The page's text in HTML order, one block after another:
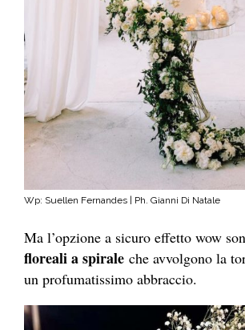
Wp: Suellen Fernandes | Ph. Gianni Di Natale
Ma l’opzione a sicuro effetto wow
floreali a spirale che avvolgono la
un profumatissimo abbraccio.